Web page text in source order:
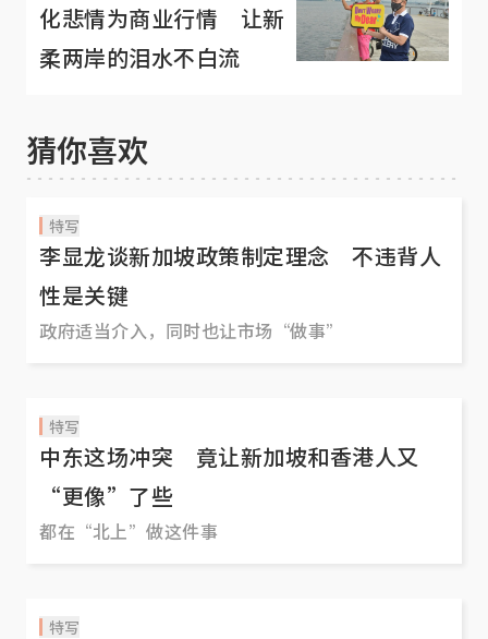
化悲情为商业行情 让新
柔两岸的泪水不白流
猜你喜欢
特写
李显龙谈新加坡政策制定理念 不违背人
性是关键
政府适当介入，同时也让市场“做事”
特写
中东这场冲突 竟让新加坡和香港人又
“更像”了些
都在“北上”做这件事
特写